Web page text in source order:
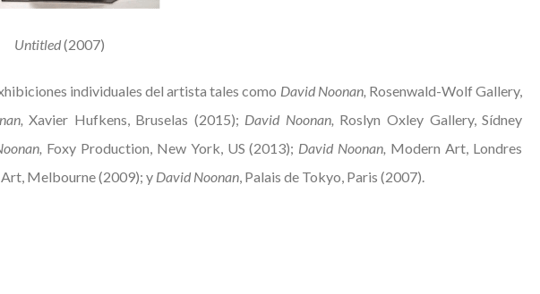
Untitled(2007)
individuales del artista tales como David Noonan, Rosenwald-Wolf Gallery,
Xavier Hufkens, Bruselas (2015); David Noonan, Roslyn Oxley Gallery, Sídney
Foxy Production, New York, US (2013); David Noonan, Modern Art, Londres
Melbourne (2009); y David Noonan , Palais de Tokyo, Paris (2007).